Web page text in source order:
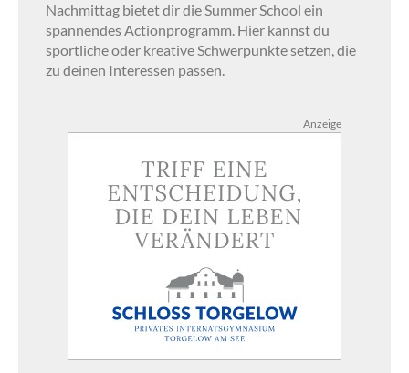
Nachmittag bietet dir die Summer School ein
spannendes Actionprogramm. Hier kannst du
sportliche oder kreative Schwerpunkte setzen, die
zu deinen Interessen passen.
Anzeige